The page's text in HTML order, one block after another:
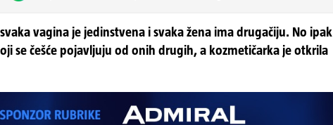
vagina je jedinstvena i svaka žena ima drugačiju. No ipak
se češće pojavljuju od onih drugih, a kozmetičarka je otkrila